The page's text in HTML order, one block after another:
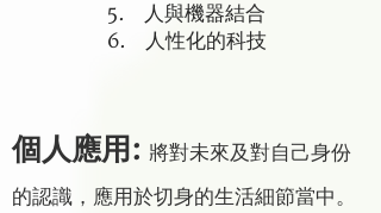
5. 人與機器結合
6. 人性化的科技
個人應用: 將對未來及對自己身份
的認識，應用於切身的生活細節當中。